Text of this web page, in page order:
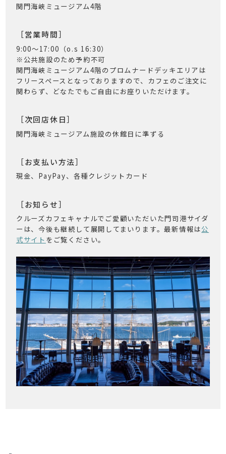
関門海峡ミュージアム4階
［営業時間］
9:00〜17:00（o.s 16:30）
※公共施設のため予約不可
関門海峡ミュージアム4階のプロムナードデッキエリアは
フリースペースとなっておりますので、カフェのご注文に
関わらず、どなたでもご自由にお座りいただけます。
［次回店休日］
関門海峡ミュージアム施設の休館日に準ずる
［お支払い方法］
現金、PayPay、各種クレジットカード
［お知らせ］
クルーズカフェキャナルでご愛顧いただいた門司港サイダ
ーは、今後も継続して展開してまいります。最新情報は公
式サイト をご覧ください。